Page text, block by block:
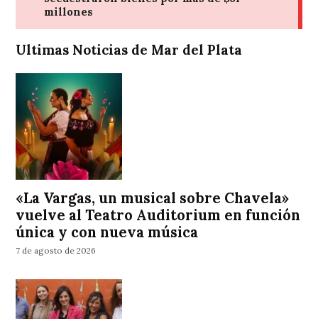
Ultimas Noticias de Mar del Plata
«La Vargas, un musical sobre Chavela»
vuelve al Teatro Auditorium en función
única y con nueva música
7 de agosto de 2026